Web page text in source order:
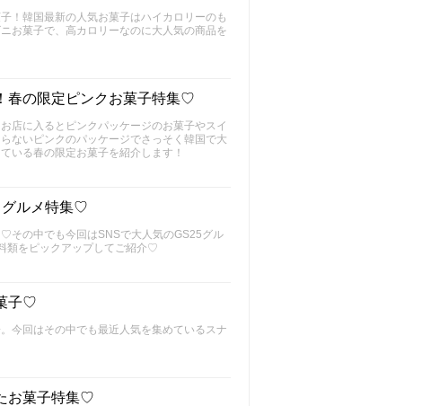
！韓国最新の人気お菓子はハイカロリーのも
お菓子で、高カロリーなのに大人気の商品を
春の限定ピンクお菓子特集♡
店に入るとピンクパッケージのお菓子やスイ
ないピンクのパッケージでさっそく韓国で大
いる春の限定お菓子を紹介します！
グルメ特集♡
その中でも今回はSNSで大人気のGS25グル
類をピックアップしてご紹介♡
子♡
今回はその中でも最近人気を集めているスナ
お菓子特集♡